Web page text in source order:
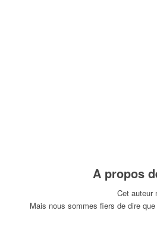
A propos
Cet auteur
Mais nous sommes fiers de dire que